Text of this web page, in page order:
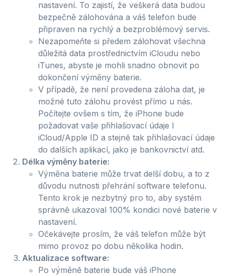
nastavení. To zajistí, že veškerá data budou
bezpečně zálohována a váš telefon bude
připraven na rychlý a bezproblémový servis.
Nezapomeňte si předem zálohovat všechna
důležitá data prostřednictvím iCloudu nebo
iTunes, abyste je mohli snadno obnovit po
dokončení výměny baterie.
V případě, že není provedena záloha dat, je
možné tuto zálohu provést přímo u nás.
Počítejte ovšem s tím, že iPhone bude
požadovat vaše přihlašovací údaje l
iCloud/Apple ID a stejně tak přihlašovací údaje
do dalších aplikací, jako je bankovnictví atd.
Délka výměny baterie:
Výměna baterie může trvat delší dobu, a to z
důvodu nutnosti přehrání software telefonu.
Tento krok je nezbytný pro to, aby systém
správně ukazoval 100% kondici nové baterie v
nastavení.
Očekávejte prosím, že váš telefon může být
mimo provoz po dobu několika hodin.
Aktualizace software:
Po výměně baterie bude váš iPhone